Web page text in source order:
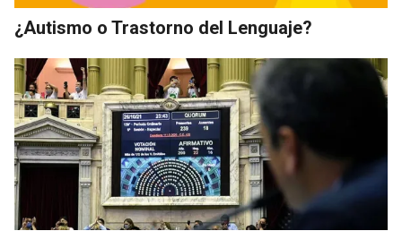
¿Autismo o Trastorno del Lenguaje?